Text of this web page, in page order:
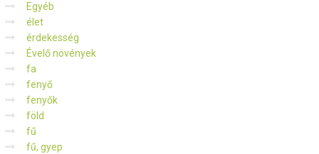
Egyéb
élet
érdekesség
Évelő növények
fa
fenyő
fenyők
föld
fű
fű, gyep